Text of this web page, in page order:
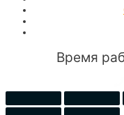
Время